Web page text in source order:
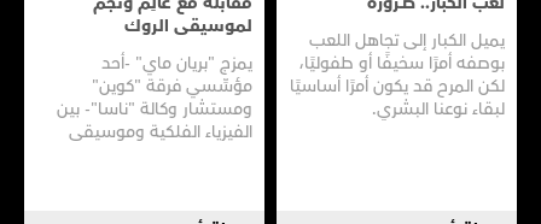
يميل الكبار إلى تجاهل اللعب
بوصفه أمرًا سخيفًا أو طفوليًا،
لكن المرح قد يكون أمرًا أساسيًا
لبقاء نوعنا البشري.
لموسيقى الروك
يمزج "بريان ماي" -أحد
مؤسِّسي فرقة "كوين"
ومستشار وكالة "ناسا"- بين
الفيزياء الفلكية وموسيقى